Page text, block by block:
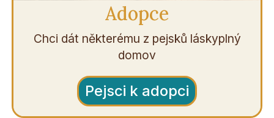
Adopce
Chci dát některému z pejsků láskyplný
domov
Pejsci k adopci